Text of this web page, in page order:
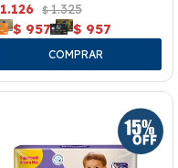
1.126 $ 1.325
$ 957 $ 957